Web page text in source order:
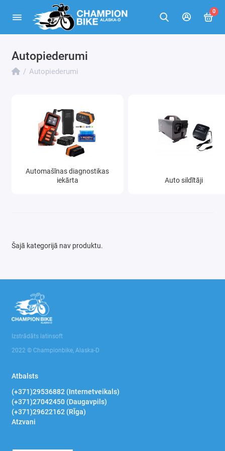
0
Autopiederumi
Autopiederumi
Automašīnas diagnostikas iekārta
Auto sildītāji
Automašīnu vinča
Dzīvnieku pārvadāšanai
Portatīvi auto ledusskapji
Automašīnas putekļsūcēji
Hidrauliskie pacēlāji, domkrati
Parktronikas, Videoreģistratori
Skrāpējumu korekcijas marķieri
Universāli produkti automašīnām
Automašīnas ziemas riepas
Automašīnas diagnostikas
iekārta
Auto sildītāji
Šajā kategorijā nav produktu.
Izstrādāts latinsoft
2022 © Championbike, Alaska-D
Atbalsts
(+371)29536882 (Internetveikals)
(+371)27042450 (Daugavpils)
(+371)29622162 (RĪga)
Atzvani